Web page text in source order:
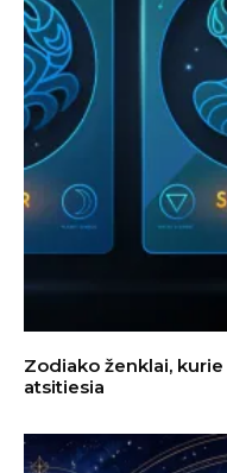
Zodiako ženklai,
atsitiesia